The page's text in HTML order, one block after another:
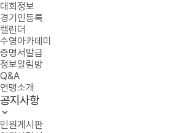
대회정보
경기인등록
캘린더
수영아카데미
증명서발급
정보알림방
Q&A
연맹소개
공지사항
민원게시판